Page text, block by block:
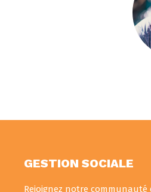
GESTION SOCIALE
Rejoignez notre communauté